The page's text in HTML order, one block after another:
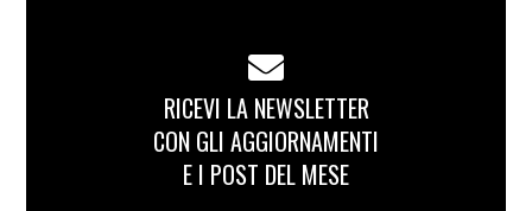
RICEVI LA NEWSLETTER
CON GLI AGGIORNAMENTI
E I POST DEL MESE